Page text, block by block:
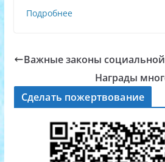
Подробнее
Важные законы
Награды
Сделать пожертвование